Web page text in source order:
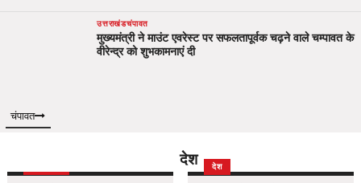
उत्तराखंडचंपावत
मुख्यमंत्री ने माउंट एवरेस्ट पर सफलतापूर्वक चढ़ने वाले चम्पावत के
वीरेन्द्र को शुभकामनाएं दी
चंपावत
देश देश